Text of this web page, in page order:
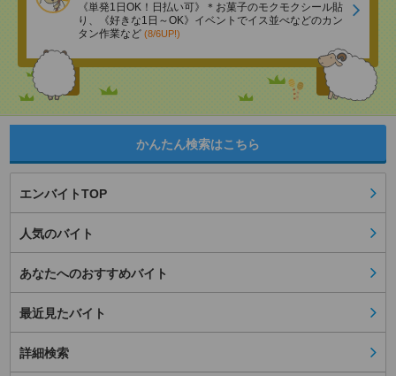
《単発1日OK！日払い可》＊お菓子のモクモクシール貼
り、《好きな1日～OK》イベントでイス並べなどのカン
タン作業など (8/6UP!)
かんたん検索はこちら
エンバイトTOP
人気のバイト
あなたへのおすすめバイト
最近見たバイト
詳細検索